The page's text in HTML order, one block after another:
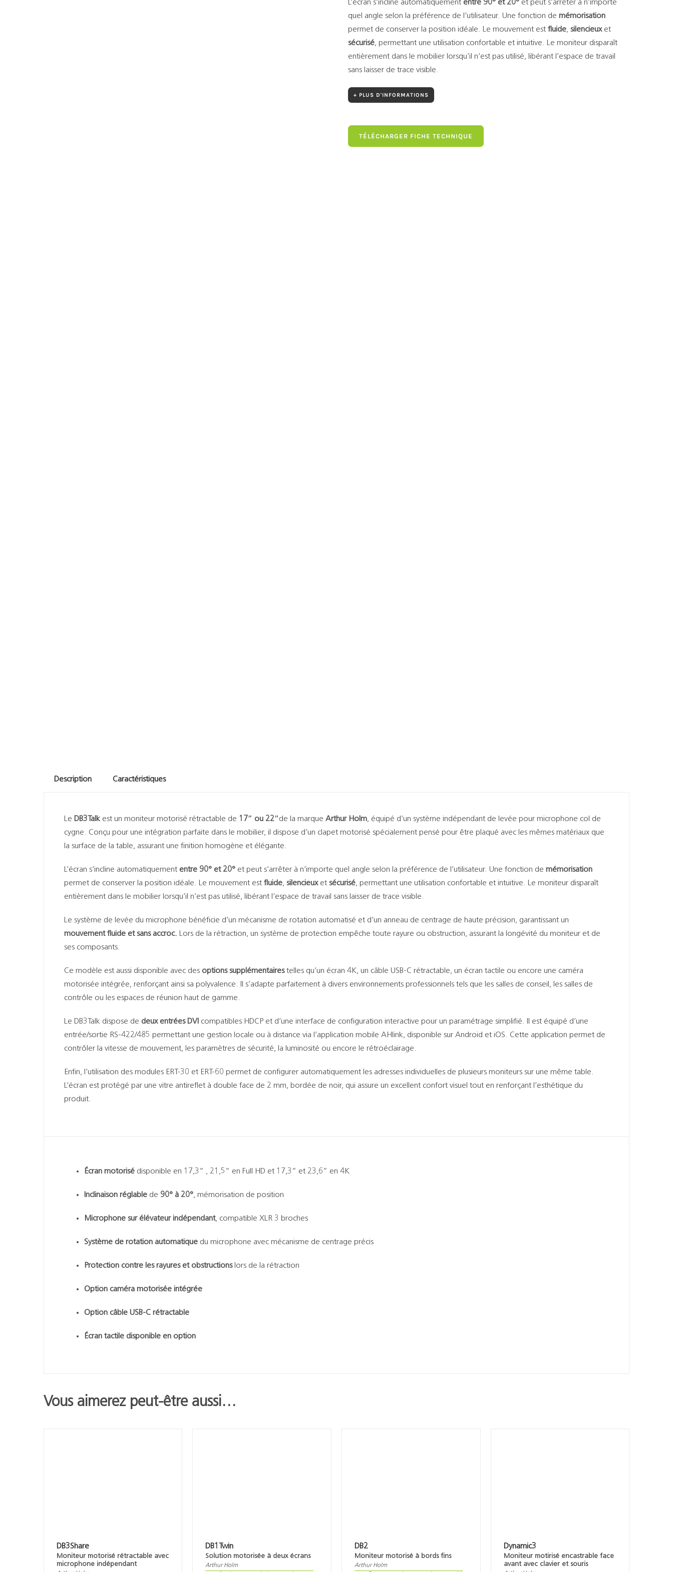
L’écran s’incline automatiquement entre 90° et 20° et peut s’arrêter à n’importe
quel angle selon la préférence de l’utilisateur. Une fonction demémorisation
permet de conserver la position idéale. Le mouvement estfluide,silencieuxet
sécurisé, permettant une utilisation confortable et intuitive. Le moniteur disparaît
entièrement dans le mobilier lorsqu’il n’est pas utilisé, libérant l’espace de travail
sans laisser de trace visible.
+ PLUS D'INFORMATIONS
TÉLÉCHARGER FICHE TECHNIQUE
Description Caractéristiques
Le DB3Talkest un moniteur motorisé rétractable de 17″ ou 22″de la marque Arthur Holm, équipé d’un système indépendant de levée pour microphone col de
cygne. Conçu pour une intégration parfaite dans le mobilier, il dispose d’un clapet motorisé spécialement pensé pour être plaqué avec les mêmes matériaux que
la surface de la table, assurant une finition homogène et élégante.
L’écran s’incline automatiquement entre 90° et 20°et peut s’arrêter à n’importe quel angle selon la préférence de l’utilisateur. Une fonction de mémorisation
permet de conserver la position idéale. Le mouvement est fluide, silencieuxet sécurisé, permettant une utilisation confortable et intuitive. Le moniteur disparaît
entièrement dans le mobilier lorsqu’il n’est pas utilisé, libérant l’espace de travail sans laisser de trace visible.
Le système de levée du microphone bénéficie d’un mécanisme de rotation automatisé et d’un anneau de centrage de haute précision, garantissant un
mouvement fluide et sans accroc. Lors de la rétraction, un système de protection empêche toute rayure ou obstruction, assurant la longévité du moniteur et de
ses composants.
Ce modèle est aussi disponible avec des options supplémentairestelles qu’un écran 4K, un câble USB-C rétractable, un écran tactile ou encore une caméra
motorisée intégrée, renforçant ainsi sa polyvalence. Il s’adapte parfaitement à divers environnements professionnels tels que les salles de conseil, les salles de
contrôle ou les espaces de réunion haut de gamme.
Le DB3Talk dispose de deux entrées DVI compatibles HDCP et d’une interface de configuration interactive pour un paramétrage simplifié. Il est équipé d’une
entrée/sortie RS-422/485 permettant une gestion locale ou à distance via l’application mobile AHlink, disponible sur Android et iOS. Cette application permet de
contrôler la vitesse de mouvement, les paramètres de sécurité, la luminosité ou encore le rétroéclairage.
Enfin, l’utilisation des modules ERT-30 et ERT-60 permet de configurer automatiquement les adresses individuelles de plusieurs moniteurs sur une même table.
L’écran est protégé par une vitre antireflet à double face de 2 mm, bordée de noir, qui assure un excellent confort visuel tout en renforçant l’esthétique du
produit.
Écran motorisé disponible en 17,3” , 21,5” en Full HD et 17,3” et 23,6” en 4K
Inclinaison réglablede 90° à 20°, mémorisation de position
Microphone sur élévateur indépendant, compatible XLR 3 broches
Système de rotation automatiquedu microphone avec mécanisme de centrage précis
Protection contre les rayures et obstructionslors de la rétraction
Option caméra motorisée intégrée
Option câble USB-C rétractable
Écran tactile disponible en option
Vous aimerez peut-être aussi…
DB3Share
Moniteur motorisé rétractable avec
microphone indépendant
DB1Twin
Solution motorisée à deux écrans
Arthur Holm
DB2
Moniteur motorisé à bords fins
Arthur Holm
Dynamic3
Moniteur motirisé encastrable face
avant avec clavier et souris